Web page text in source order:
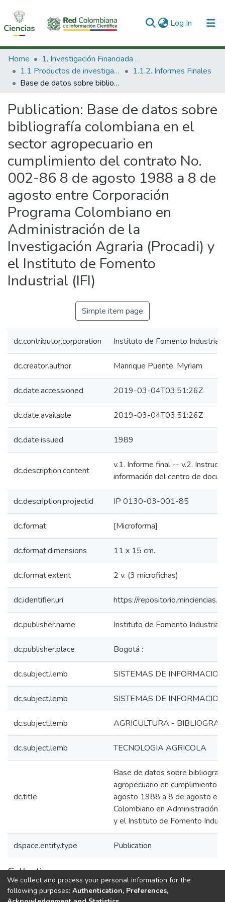
Log In (current)
Communities & Collections
All of DSpace
Home
1. Investigación Financiada con Recursos Públicos
1.1 Productos de investigación
1.1.2. Informes Finales
Base de datos sobre bibliografía colombiana en el sector agropecuario en cumplimiento del contrato No. 002-86 8 de agosto 1988 a 8 de agosto entre Corporación Programa Colombiano en Administración de la Investigación Agraria (Procadi) y el Instituto de Fomento Industrial (IFI)
Publication: Base de datos sobre
bibliografía colombiana en el
sector agropecuario en
cumplimiento del contrato No.
002-86 8 de agosto 1988 a 8 de
agosto entre Corporación
Programa Colombiano en
Administración de la
Investigación Agraria (Procadi) y
el Instituto de Fomento
Industrial (IFI)
Simple item page
dc.contributor.corporation Instituto de Fomento
dc.creator.author Manrique Puente, Myriam
dc.date.accessioned 2019-03-04T03:51:26Z
dc.date.available 2019-03-04T03:51:26Z
dc.date.issued 1989
dc.description.content
v.1. Informe final -- v.2.
información del centro de
dc.description.projectid IP 0130-03-001-85
dc.format [Microforma]
dc.format.dimensions 11 x 15 cm.
dc.format.extent 2 v. (3 microfichas)
dc.identifier.uri https://
dc.publisher.name Instituto de Fomento Industrial,
dc.publisher.place Bogotá :
dc.subject.lemb SISTEMAS DE
dc.subject.lemb SISTEMAS DE
dc.subject.lemb AGRICULTURA -
dc.subject.lemb TECNOLOGIA AGRICOLA
dc.title
Base de datos sobre
agropecuario en cumplimiento
agosto 1988 a 8 de agosto
Colombiano en Administración
y el Instituto de Fomento
dspace.entity.type Publication
Collections
1.1.2. Informes Finales
We collect and process your personal information for the
following purposes: Authentication, Preferences,